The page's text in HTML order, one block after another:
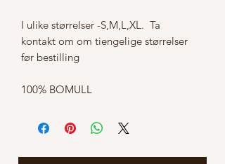
I ulike størrelser -S,M,L,XL.  Ta
kontakt om om tiengelige størrelser
før bestilling
100% BOMULL